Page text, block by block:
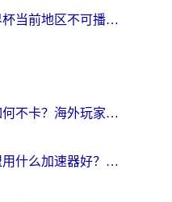
在日本看央视频世界杯当前地区不可播放？海外党体育观赛终极指南
在欧洲打魔兽世界如何不卡？海外玩家的国服游戏加速终极攻略
国外玩国服英雄联盟用什么加速器好？海外党亲测有效的国服游戏加速指南